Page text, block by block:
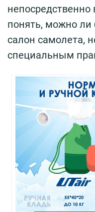
понять, можно ли
салон самолета,
специальным